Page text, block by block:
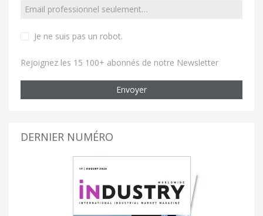
Je ne suis pas un robot.
Rejoignez les 15 100+ abonnés de notre Newsletter
Envoyer
DERNIER NUMÉRO